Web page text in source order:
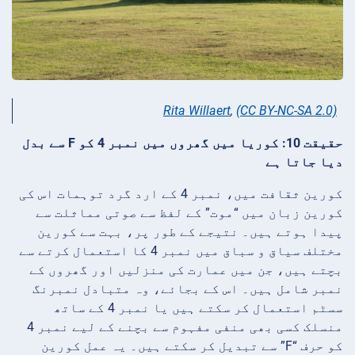
Rita Willaert, (CC BY-NC-SA 2.0)
حقیقت 10: کوریا میں گھروں میں نمبر 4 کو F سے بدل
دیا جاتا ہے
کورین ثقافت میں، نمبر 4 کے ارد گرد توہمات اس کی
کورین زبان میں “موت” کے لفظ سے صوتی مماثلت سے
پیدا ہوتے ہیں۔ نتیجے کے طور پر، بہت سے کورین
مختلف سیاق و سباق میں نمبر 4 کا استعمال کرتے سے
بچتے ہیں، جن میں عمارت کی منزلیں اور گھروں کے
نمبر شامل ہیں۔ اس کے بجائے، وہ متبادل نمبرنگ
سسٹم استعمال کر سکتے ہیں یا نمبر 4 کے ساتھ
منسلک کسی بھی منفی مفہوم سے بچنے کے لیے نمبر 4
کو حرف “F” سے تبدیل کر سکتے ہیں۔ یہ عمل کورین